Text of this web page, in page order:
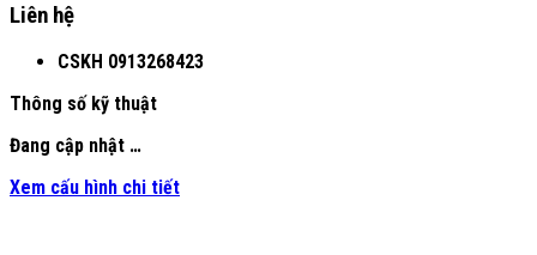
Liên hệ
CSKH 0913268423
Thông số kỹ thuật
Đang cập nhật …
Xem cấu hình chi tiết